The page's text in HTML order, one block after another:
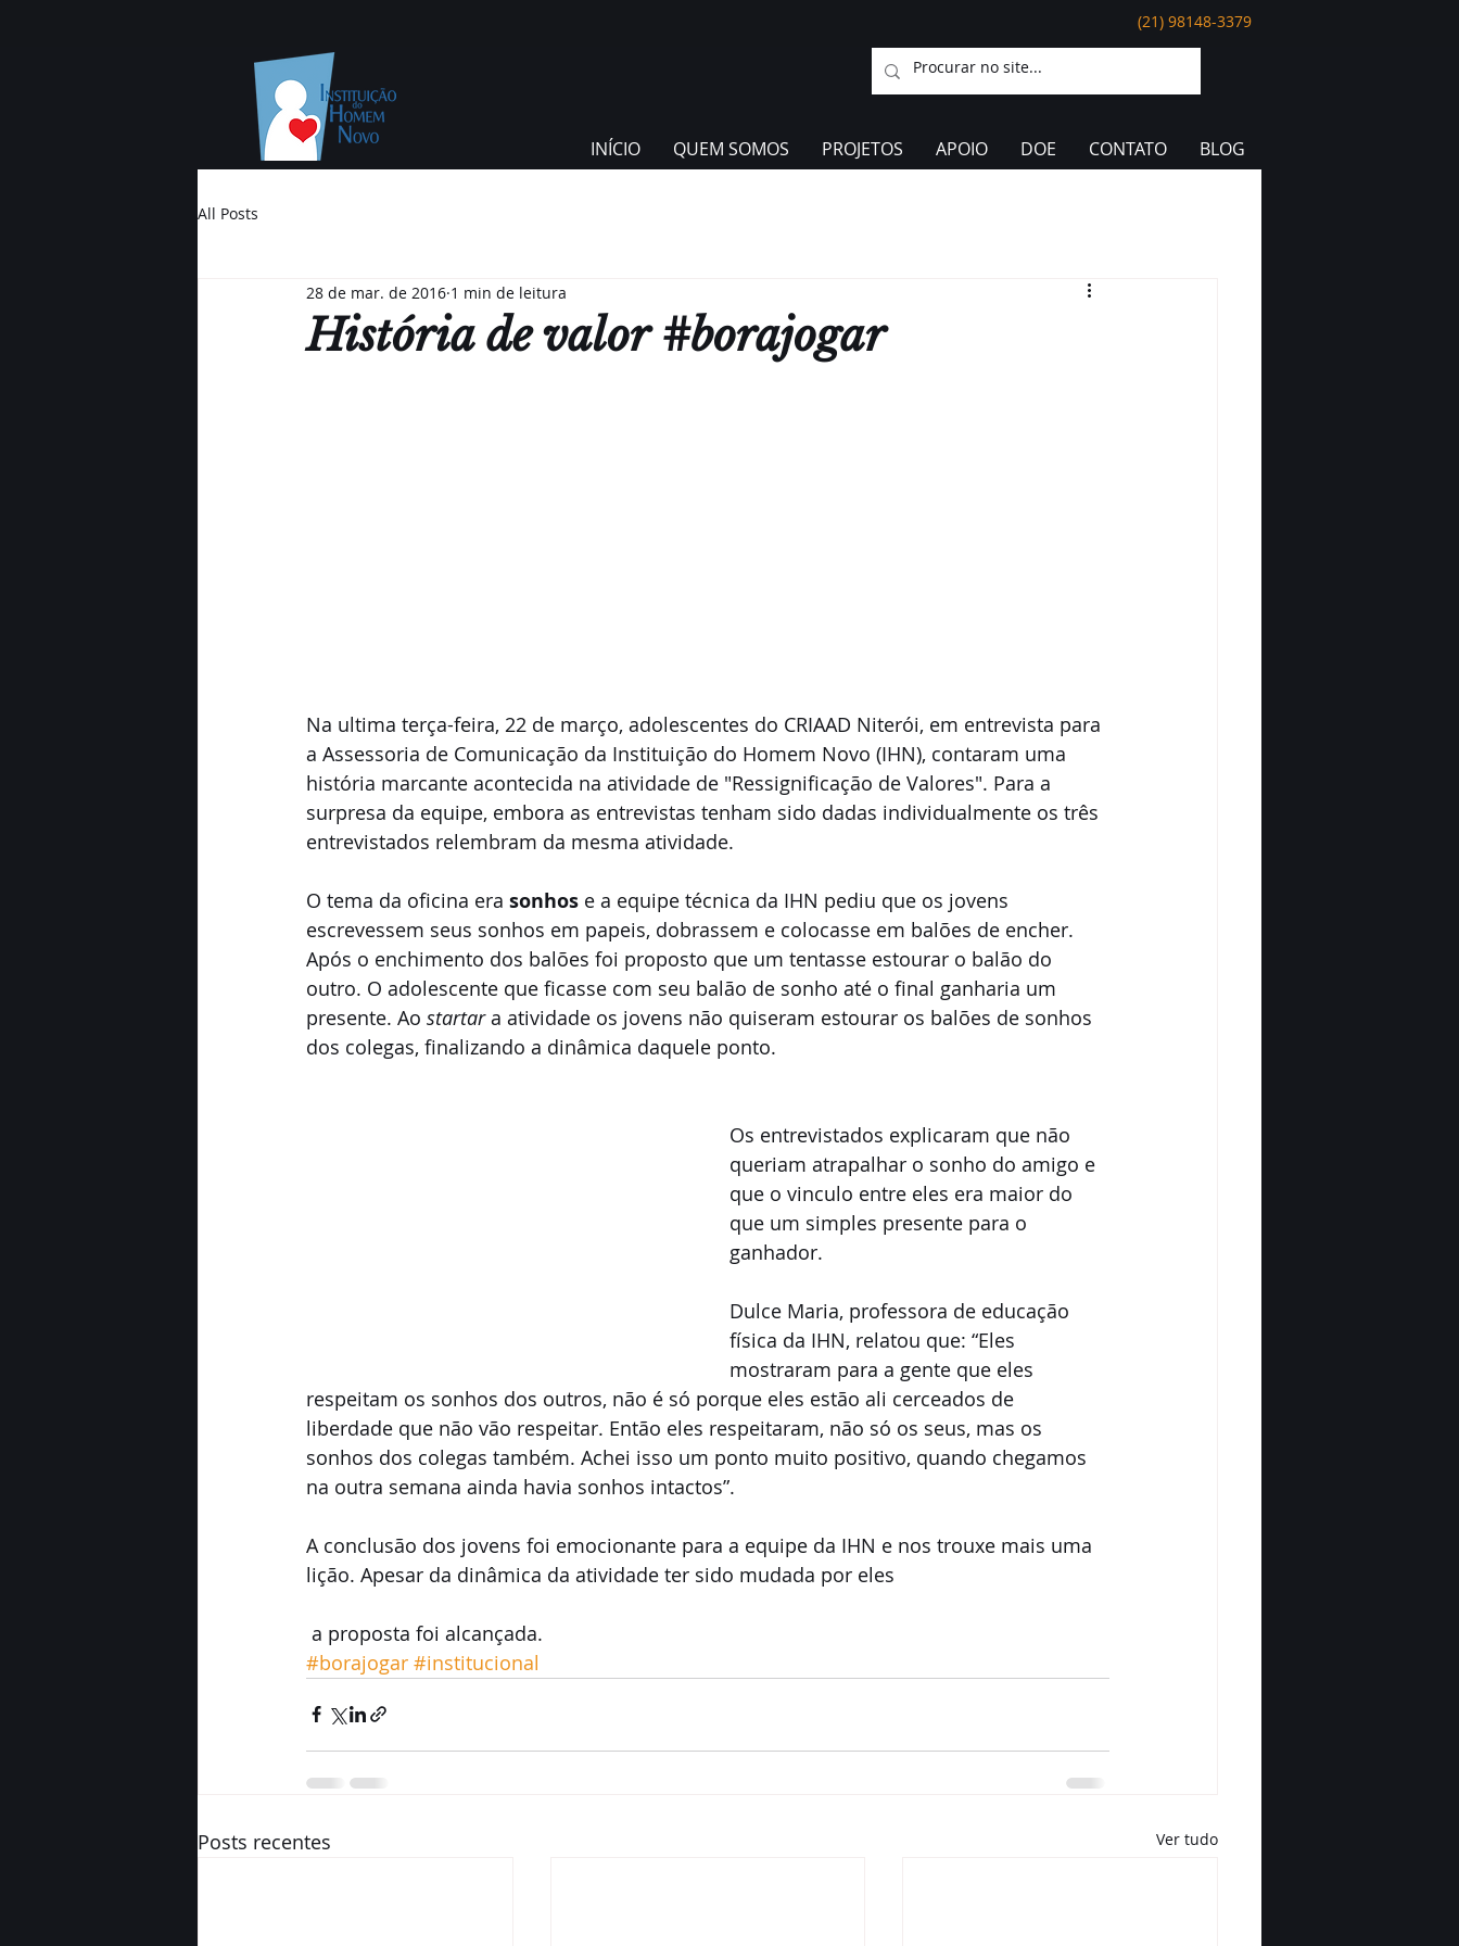
(21) 98148-3379
INÍCIO QUEM SOMOS PROJETOS APOIO DOE CONTATO BLOG
All Posts
História de valor #borajogar
28 de mar. de 2016 1 min de leitura
Na ultima terça-feira, 22 de março, adolescentes do CRIAAD Niterói, em entrevista para
a Assessoria de Comunicação da Instituição do Homem Novo (IHN), contaram uma
história marcante acontecida na atividade de "Ressignificação de Valores". Para a
surpresa da equipe, embora as entrevistas tenham sido dadas individualmente os três
entrevistados relembram da mesma atividade.
O tema da oficina era sonhos e a equipe técnica da IHN pediu que os jovens
escrevessem seus sonhos em papeis, dobrassem e colocasse em balões de encher.
Após o enchimento dos balões foi proposto que um tentasse estourar o balão do
outro. O adolescente que ficasse com seu balão de sonho até o final ganharia um
presente. Ao startar a atividade os jovens não quiseram estourar os balões de sonhos
dos colegas, finalizando a dinâmica daquele ponto.
Os entrevistados explicaram que não
queriam atrapalhar o sonho do amigo e
que o vinculo entre eles era maior do
que um simples presente para o
ganhador.
Dulce Maria, professora de educação
física da IHN, relatou que: “Eles
mostraram para a gente que eles
respeitam os sonhos dos outros, não é só porque eles estão ali cerceados de
liberdade que não vão respeitar. Então eles respeitaram, não só os seus, mas os
sonhos dos colegas também. Achei isso um ponto muito positivo, quando chegamos
na outra semana ainda havia sonhos intactos”.
A conclusão dos jovens foi emocionante para a equipe da IHN e nos trouxe mais uma
lição. Apesar da dinâmica da atividade ter sido mudada por eles
a proposta foi alcançada.
#borajogar #institucional
Posts recentes Ver tudo